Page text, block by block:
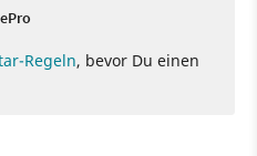
Regeln, bevor Du einen